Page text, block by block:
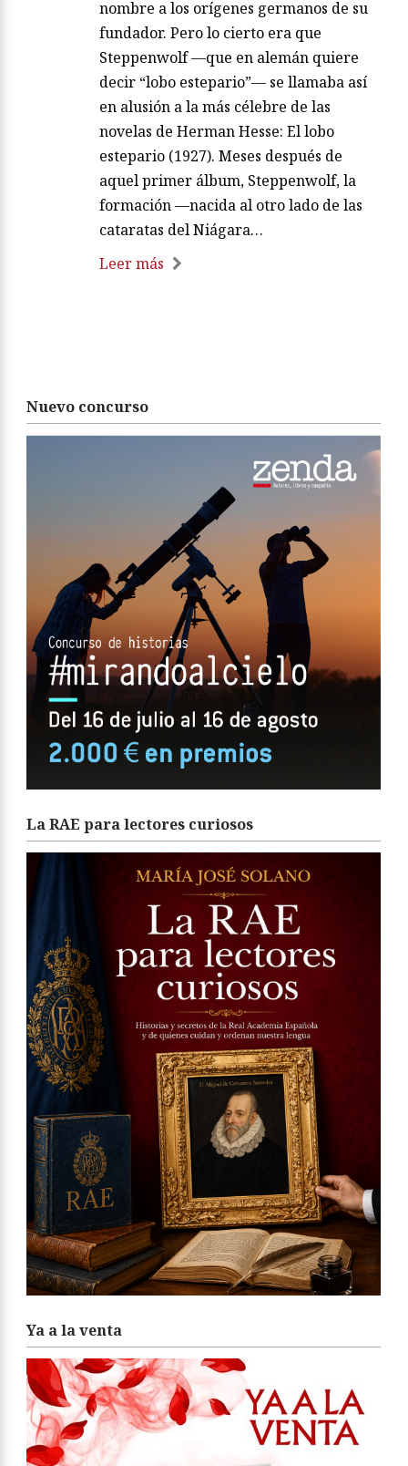
nombre a los orígenes germanos de su
fundador. Pero lo cierto era que
Steppenwolf —que en alemán quiere
decir “lobo estepario”— se llamaba así
en alusión a la más célebre de las
novelas de Herman Hesse: El lobo
estepario (1927). Meses después de
aquel primer álbum, Steppenwolf, la
formación —nacida al otro lado de las
cataratas del Niágara…
Leer más
Nuevo concurso
La RAE para lectores curiosos
Ya a la venta